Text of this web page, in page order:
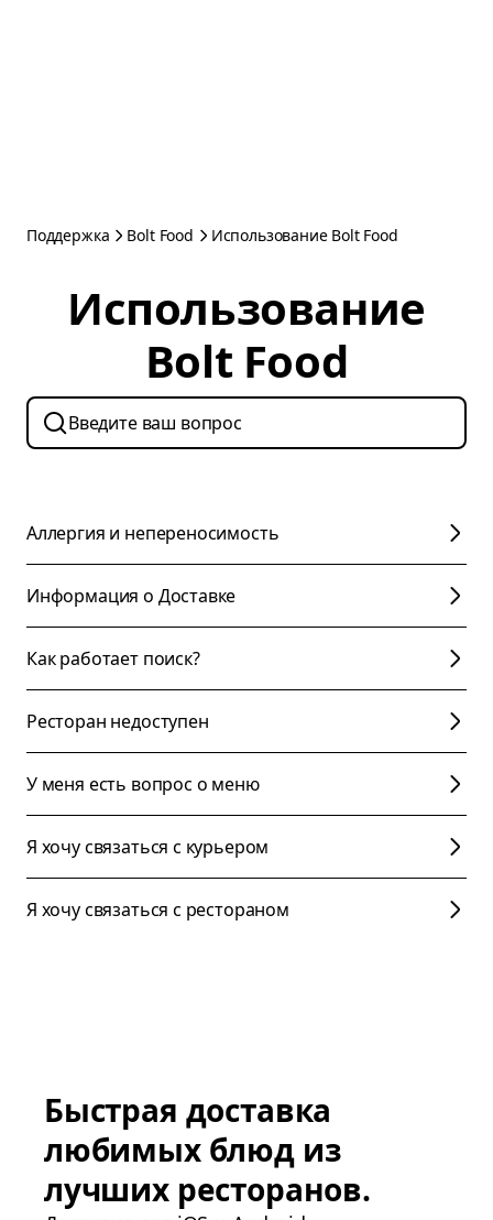
Поддержка Bolt Food Использование Bolt Food
Использование
Bolt Food
Аллергия и непереносимость
Информация о Доставке
Как работает поиск?
Ресторан недоступен
У меня есть вопрос о меню
Я хочу связаться с курьером
Я хочу связаться с рестораном
Быстрая доставка
любимых блюд из
лучших ресторанов.